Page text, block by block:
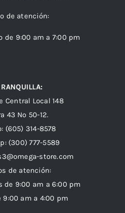
de atención:
de 9:00 am a 7:00 pm
Central Local 148
43 Nº 50-12.
(605) 314-8578
(300) 777-5589
store.com
de atención:
de 9:00 am a 6:00 pm
9:00 am a 4:00 pm